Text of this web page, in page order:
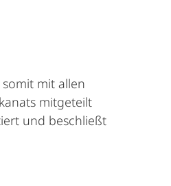
mit allen
mitgeteilt
und beschließt